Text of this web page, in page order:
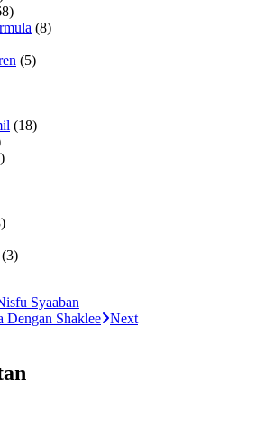
(8)
(5)
(18)
(3)
Syaaban
Dengan Shaklee Next